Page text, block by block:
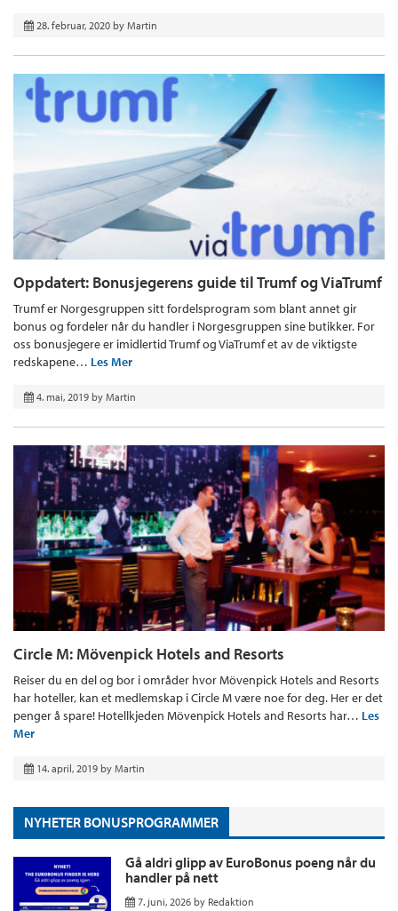
28. februar, 2020 by Martin
Oppdatert: Bonusjegerens guide til Trumf og ViaTrumf
Trumf er Norgesgruppen sitt fordelsprogram som blant annet gir
bonus og fordeler når du handler i Norgesgruppen sine butikker. For
oss bonusjegere er imidlertid Trumf og ViaTrumf et av de viktigste
redskapene… Les Mer
4. mai, 2019 by Martin
Circle M: Mövenpick Hotels and Resorts
Reiser du en del og bor i områder hvor Mövenpick Hotels and Resorts
har hoteller, kan et medlemskap i Circle M være noe for deg. Her er det
penger å spare! Hotellkjeden Mövenpick Hotels and Resorts har… Les
Mer
14. april, 2019 by Martin
NYHETER BONUSPROGRAMMER
Gå aldri glipp av EuroBonus poeng når du
handler på nett
7. juni, 2026 by Redaktion